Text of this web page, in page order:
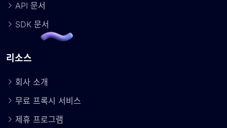
API 문서
SDK 문서
리소스
회사 소개
무료 프록시 서비스
제휴 프로그램